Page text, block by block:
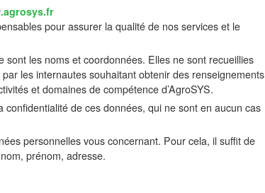
pour assurer la qualité de nos services et le
sont les noms et coordonnées. Elles ne sont recueillies
les internautes souhaitant obtenir des renseignements
et domaines de compétence d’AgroSYS.
de ces données, qui ne sont en aucun cas
personnelles vous concernant. Pour cela, il suffit de
prénom, adresse.